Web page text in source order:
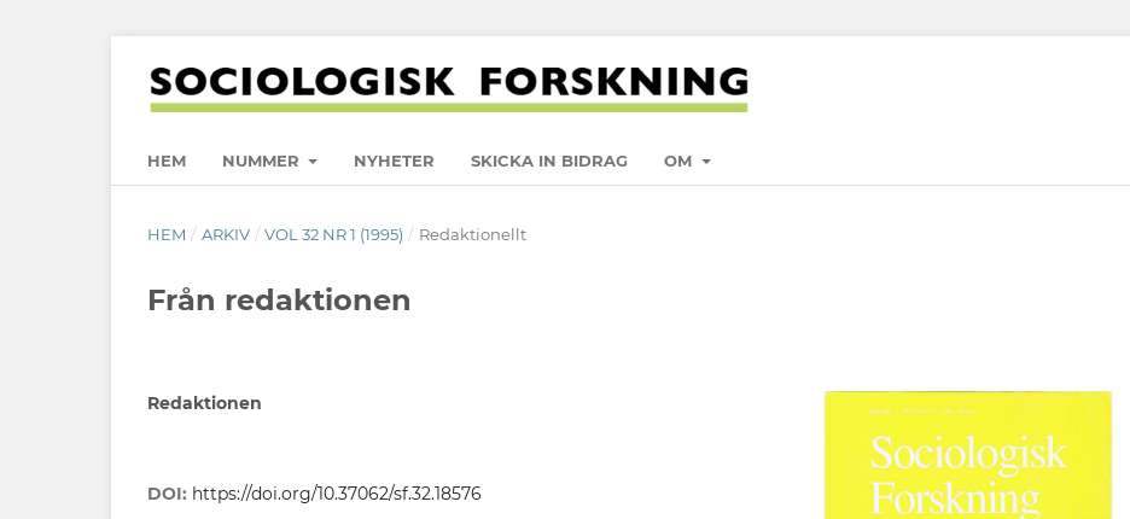
HEM NUMMER NYHETER SKICKA IN BIDRAG OM
HEM / ARKIV / VOL 32 NR 1 (1995) / Redaktionellt
Från redaktionen
Redaktionen
DOI: https://doi.org/10.37062/sf.32.18576